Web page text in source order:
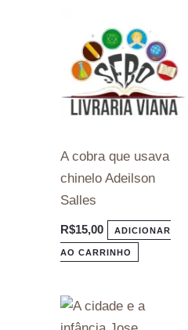
A cobra que usava
chinelo Adeilson
Salles
R$15,00 ADICIONAR
AO CARRINHO